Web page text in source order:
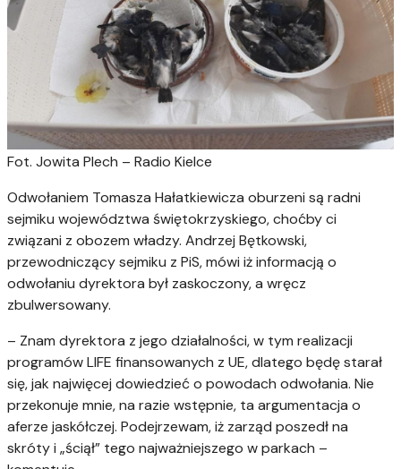
Fot. Jowita Plech – Radio Kielce
Odwołaniem Tomasza Hałatkiewicza oburzeni są radni
sejmiku województwa świętokrzyskiego, choćby ci
związani z obozem władzy. Andrzej Bętkowski,
przewodniczący sejmiku z PiS, mówi iż informacją o
odwołaniu dyrektora był zaskoczony, a wręcz
zbulwersowany.
– Znam dyrektora z jego działalności, w tym realizacji
programów LIFE finansowanych z UE, dlatego będę starał
się, jak najwięcej dowiedzieć o powodach odwołania. Nie
przekonuje mnie, na razie wstępnie, ta argumentacja o
aferze jaskółczej. Podejrzewam, iż zarząd poszedł na
skróty i „ściął” tego najważniejszego w parkach –